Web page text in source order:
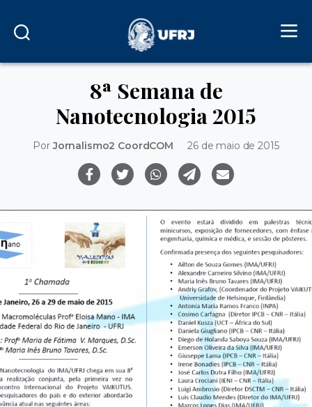
8ª Semana de
Nanotecnologia 2015
PorJornalismo2 CoordCOM 26 de maio de 2015